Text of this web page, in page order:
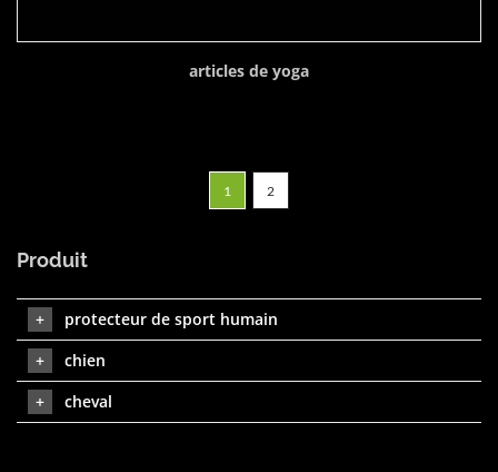
articles de yoga
1 2
Produit
protecteur de sport humain
chien
cheval